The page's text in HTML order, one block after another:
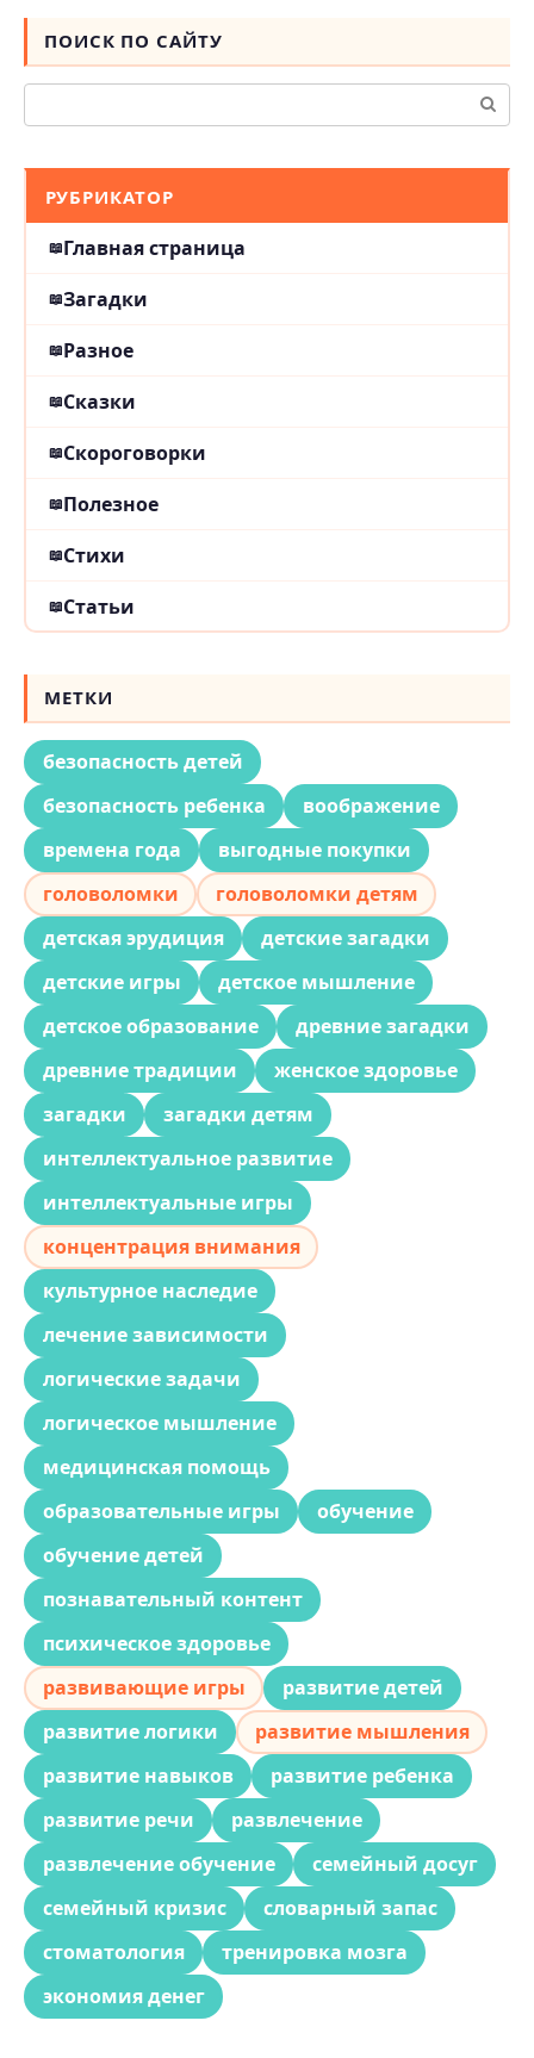
ПОИСК ПО САЙТУ
Поиск:
РУБРИКАТОР
Главная страница
Загадки
Разное
Сказки
Скороговорки
Полезное
Стихи
Статьи
МЕТКИ
безопасность детей
безопасность ребенка
воображение
времена года
выгодные покупки
головоломки
головоломки детям
детская эрудиция
детские загадки
детские игры
детское мышление
детское образование
древние загадки
древние традиции
женское здоровье
загадки
загадки детям
интеллектуальное развитие
интеллектуальные игры
концентрация внимания
культурное наследие
лечение зависимости
логические задачи
логическое мышление
медицинская помощь
образовательные игры
обучение
обучение детей
познавательный контент
психическое здоровье
развивающие игры
развитие детей
развитие логики
развитие мышления
развитие навыков
развитие ребенка
развитие речи
развлечение
развлечение обучение
семейный досуг
семейный кризис
словарный запас
стоматология
тренировка мозга
экономия денег